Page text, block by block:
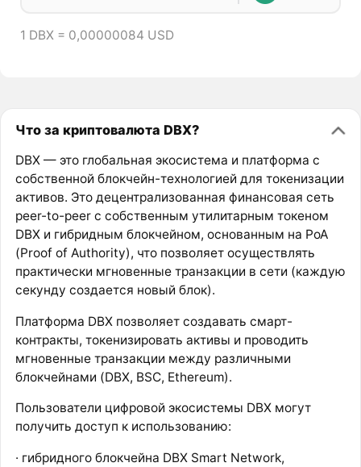
1 DBX = 0,00000084 USD
Что за криптовалюта DBX?
DBX — это глобальная экосистема и платформа с
собственной блокчейн-технологией для токенизации
активов. Это децентрализованная финансовая сеть
peer-to-peer с собственным утилитарным токеном
DBX и гибридным блокчейном, основанным на PoA
(Proof of Authority), что позволяет осуществлять
практически мгновенные транзакции в сети (каждую
секунду создается новый блок).
Платформа DBX позволяет создавать смарт-
контракты, токенизировать активы и проводить
мгновенные транзакции между различными
блокчейнами (DBX, BSC, Ethereum).
Пользователи цифровой экосистемы DBX могут
получить доступ к использованию:
· гибридного блокчейна DBX Smart Network,